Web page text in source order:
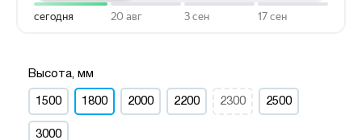
Высота, мм
1500 1800 2000 2200 2300 2500
3000